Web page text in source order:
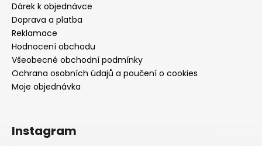
Dárek k objednávce
Doprava a platba
Reklamace
Hodnocení obchodu
Všeobecné obchodní podmínky
Ochrana osobních údajů a poučení o cookies
Moje objednávka
Instagram